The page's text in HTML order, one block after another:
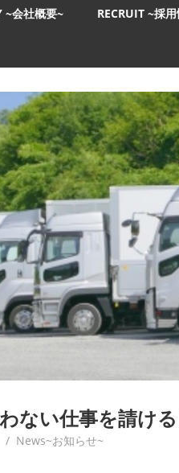
~会社概要~ RECRUIT ~採
ない仕事を請ける
News~お知らせ~